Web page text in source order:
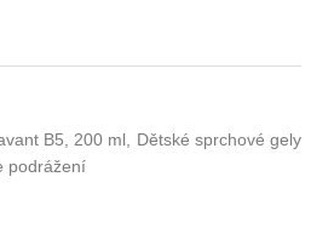
B5, 200 ml, Dětské sprchové gely
podrážení